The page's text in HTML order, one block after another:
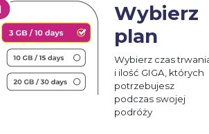
Wybierz
plan
Wybierz czas
i ilość GIGA, których
potrzebujesz
podczas swojej
podróży